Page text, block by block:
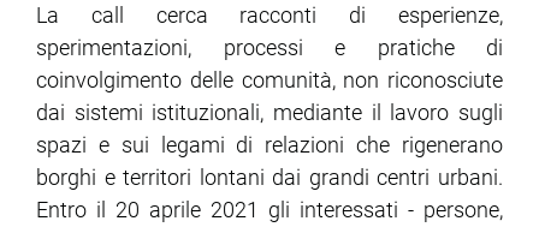
La call cerca racconti di esperienze,
sperimentazioni, processi e pratiche di
coinvolgimento delle comunità, non riconosciute
dai sistemi istituzionali, mediante il lavoro sugli
spazi e sui legami di relazioni che rigenerano
borghi e territori lontani dai grandi centri urbani.
Entro il 20 aprile 2021 gli interessati - persone,